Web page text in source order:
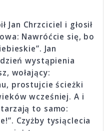
Jan Chrzciciel i głosił
Nawróćcie się, bo
Jan
wystąpienia
wołający:
prostujcie ścieżki
wcześniej. A i
to samo:
Czyżby tysiąclecia